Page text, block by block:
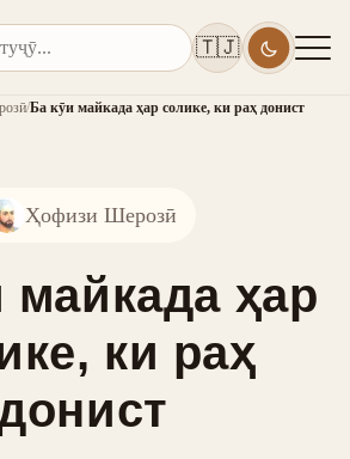
🇹🇯
/Ба кӯи майкада ҳар солике, ки раҳ донист
Ҳофизи Шерозӣ
майкада ҳар
ки раҳ